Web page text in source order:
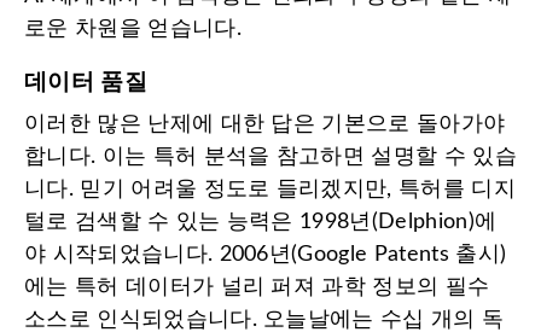
로운 차원을 얻습니다.
데이터 품질
이러한 많은 난제에 대한 답은 기본으로 돌아가야
합니다. 이는 특허 분석을 참고하면 설명할 수 있습
니다. 믿기 어려울 정도로 들리겠지만, 특허를 디지
털로 검색할 수 있는 능력은 1998년(Delphion)에
야 시작되었습니다. 2006년(Google Patents 출시)
에는 특허 데이터가 널리 퍼져 과학 정보의 필수
소스로 인식되었습니다. 오늘날에는 수십 개의 독